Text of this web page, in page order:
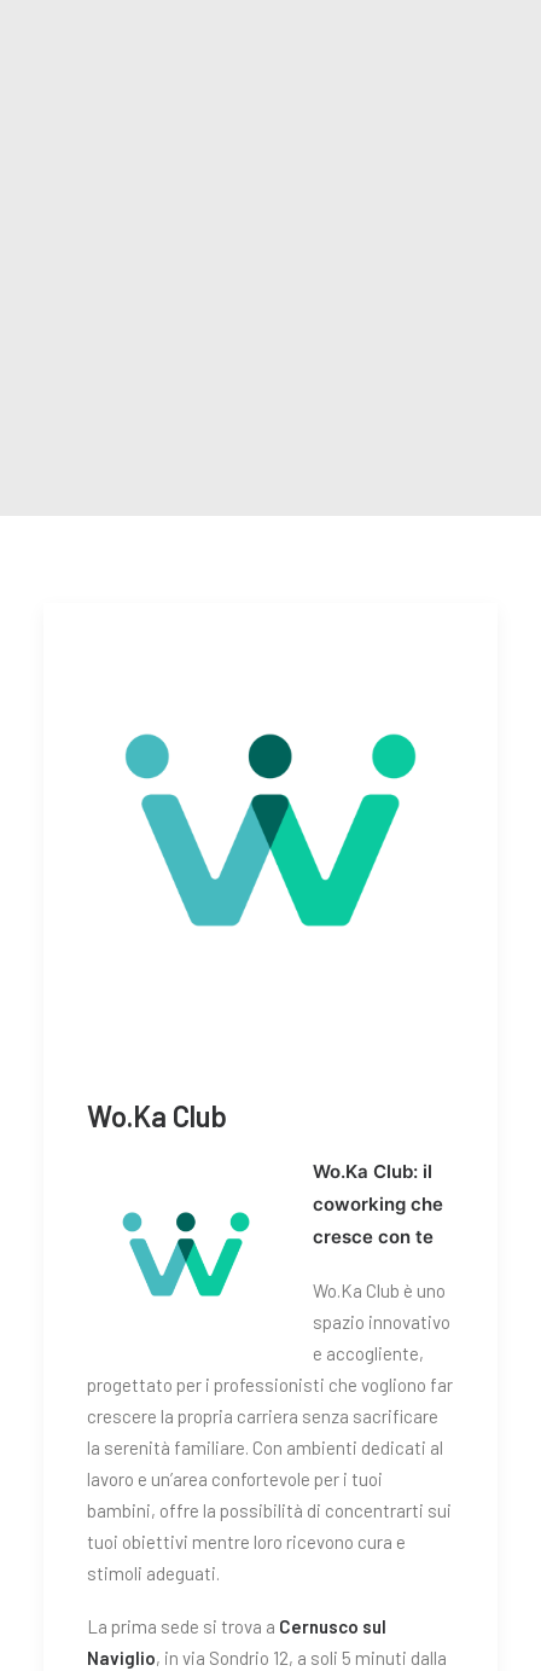
Wo.Ka Club
Wo.Ka Club: il
coworking che
cresce con te
Wo.Ka Club è uno
spazio innovativo
e accogliente,
progettato per i professionisti che vogliono far
crescere la propria carriera senza sacrificare
la serenità familiare. Con ambienti dedicati al
lavoro e un’area confortevole per i tuoi
bambini, offre la possibilità di concentrarti sui
tuoi obiettivi mentre loro ricevono cura e
stimoli adeguati.
La prima sede si trova a Cernusco sul
Naviglio, in via Sondrio 12, a soli 5 minuti dalla